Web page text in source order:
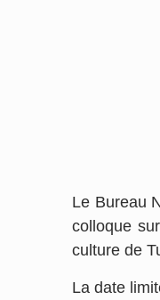
Le Bureau
colloque
culture de
La date